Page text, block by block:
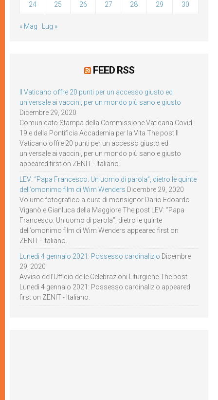
24 25 26 27 28 29 30
« Mag Lug »
FEED RSS
Il Vaticano offre 20 punti per un accesso giusto ed
universale ai vaccini, per un mondo più sano e giusto
Dicembre 29, 2020
Comunicato Stampa della Commissione Vaticana Covid-
19 e della Pontificia Accademia per la Vita The post Il
Vaticano offre 20 punti per un accesso giusto ed
universale ai vaccini, per un mondo più sano e giusto
appeared first on ZENIT - Italiano.
LEV: “Papa Francesco. Un uomo di parola”, dietro le quinte
dell’omonimo film di Wim Wenders Dicembre 29, 2020
Volume fotografico a cura di monsignor Dario Edoardo
Viganò e Gianluca della Maggiore The post LEV: “Papa
Francesco. Un uomo di parola”, dietro le quinte
dell’omonimo film di Wim Wenders appeared first on
ZENIT - Italiano.
Lunedì 4 gennaio 2021: Possesso cardinalizio Dicembre
29, 2020
Avviso dell’Ufficio delle Celebrazioni Liturgiche The post
Lunedì 4 gennaio 2021: Possesso cardinalizio appeared
first on ZENIT - Italiano.